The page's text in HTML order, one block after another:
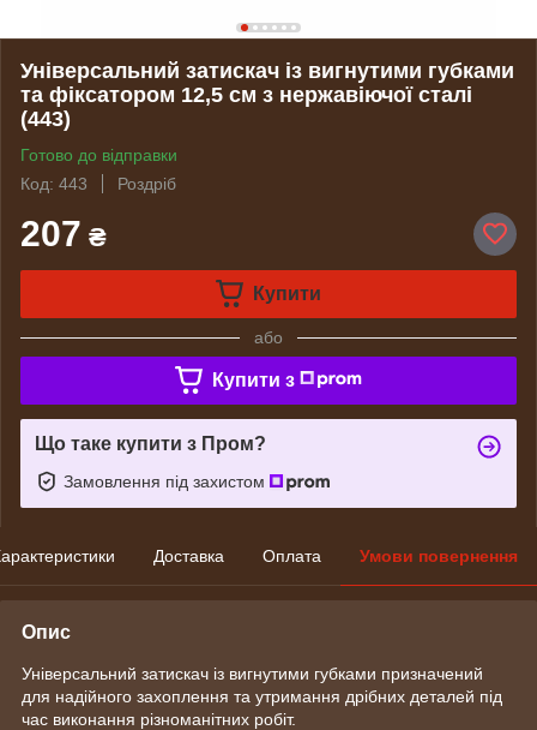
Універсальний затискач із вигнутими губками
та фіксатором 12,5 см з нержавіючої сталі
(443)
Готово до відправки
Код: 443
Роздріб
207 ₴
Купити
або
Купити з
Що таке купити з Пром?
Замовлення під захистом
Доставка Оплата Умови повернення
Опис
Універсальний затискач із вигнутими губками призначений
для надійного захоплення та утримання дрібних деталей під
час виконання різноманітних робіт.